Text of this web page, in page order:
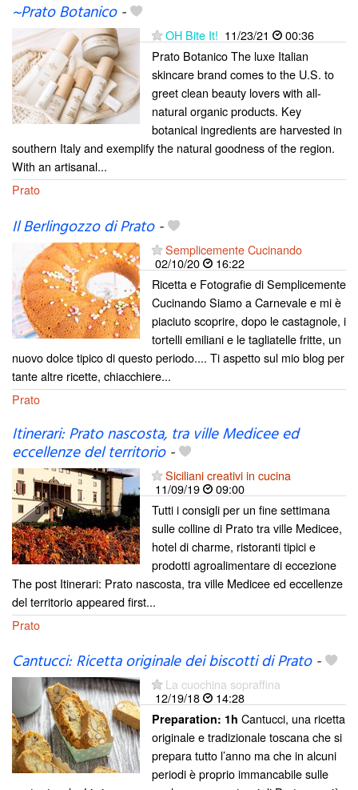
~Prato Botanico-
OH Bite It! 11/23/21
00:36
Prato Botanico The luxe Italian
skincare brand comes to the U.S. to
greet clean beauty lovers with all-
natural organic products. Key
botanical ingredients are harvested in
southern Italy and exemplify the natural goodness of the region.
With an artisanal...
Prato
Il Berlingozzo di Prato-
Semplicemente Cucinando
02/10/20
16:22
Ricetta e Fotografie di Semplicemente
Cucinando Siamo a Carnevale e mi è
piaciuto scoprire, dopo le castagnole, i
tortelli emiliani e le tagliatelle fritte, un
nuovo dolce tipico di questo periodo.... Ti aspetto sul mio blog per
tante altre ricette, chiacchiere...
Prato
Itinerari: Prato nascosta, tra ville Medicee ed
eccellenze del territorio-
Siciliani creativi in cucina
11/09/19
09:00
Tutti i consigli per un fine settimana
sulle colline di Prato tra ville Medicee,
hotel di charme, ristoranti tipici e
prodotti agroalimentare di eccezione
The post Itinerari: Prato nascosta, tra ville Medicee ed eccellenze
del territorio appeared first...
Prato
Cantucci: Ricetta originale dei biscotti di Prato-
La cuochina sopraffina
12/19/18
14:28
Preparation: 1h Cantucci, una ricetta
originale e tradizionale toscana che si
prepara tutto l’anno ma che in alcuni
periodi è proprio immancabile sulle